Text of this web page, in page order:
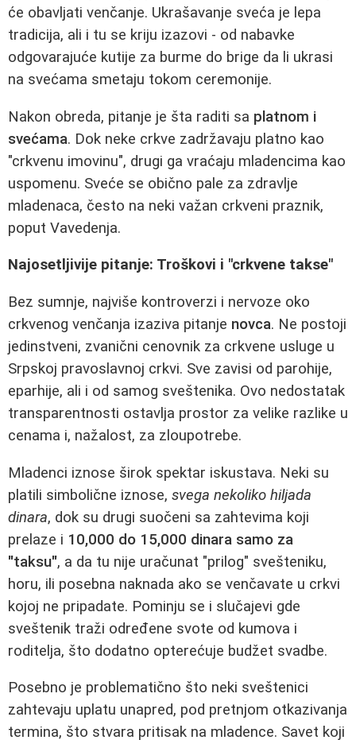
će obavljati venčanje. Ukrašavanje sveća je lepa
tradicija, ali i tu se kriju izazovi - od nabavke
odgovarajuće kutije za burme do brige da li ukrasi
na svećama smetaju tokom ceremonije.
Nakon obreda, pitanje je šta raditi sa platnom i
svećama. Dok neke crkve zadržavaju platno kao
"crkvenu imovinu", drugi ga vraćaju mladencima kao
uspomenu. Sveće se obično pale za zdravlje
mladenaca, često na neki važan crkveni praznik,
poput Vavedenja.
Najosetljivije pitanje: Troškovi i "crkvene takse"
Bez sumnje, najviše kontroverzi i nervoze oko
crkvenog venčanja izaziva pitanje novca. Ne postoji
jedinstveni, zvanični cenovnik za crkvene usluge u
Srpskoj pravoslavnoj crkvi. Sve zavisi od parohije,
eparhije, ali i od samog sveštenika. Ovo nedostatak
transparentnosti ostavlja prostor za velike razlike u
cenama i, nažalost, za zloupotrebe.
Mladenci iznose širok spektar iskustava. Neki su
platili simbolične iznose, svega nekoliko hiljada
dinara, dok su drugi suočeni sa zahtevima koji
prelaze i 10,000 do 15,000 dinara samo za
"taksu", a da tu nije uračunat "prilog" svešteniku,
horu, ili posebna naknada ako se venčavate u crkvi
kojoj ne pripadate. Pominju se i slučajevi gde
sveštenik traži određene svote od kumova i
roditelja, što dodatno opterećuje budžet svadbe.
Posebno je problematično što neki sveštenici
zahtevaju uplatu unapred, pod pretnjom otkazivanja
termina, što stvara pritisak na mladence. Savet koji